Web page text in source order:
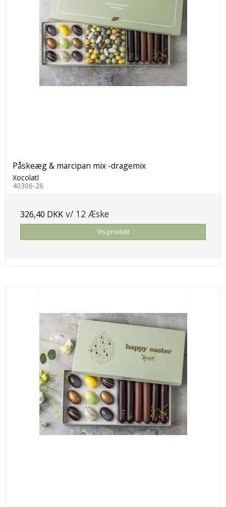
Påskeæg & marcipan mix -dragemix
Xocolatl
40306-26
326,40 DKK v/ 12 Æske
Vis produkt